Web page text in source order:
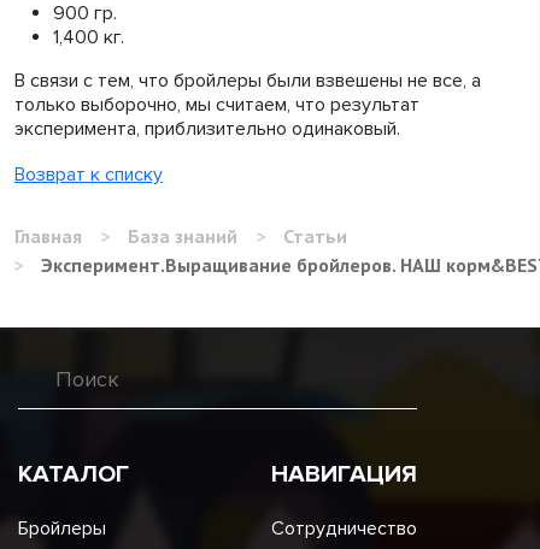
900 гр.
1,400 кг.
В связи с тем, что бройлеры были взвешены не все, а
только выборочно, мы считаем, что результат
эксперимента, приблизительно одинаковый.
Возврат к списку
Главная > База знаний >
Статьи
>
Эксперимент.Выращивание бройлеров. НАШ
КАТАЛОГ
Бройлеры
НАВИГАЦИЯ
Сотрудничество